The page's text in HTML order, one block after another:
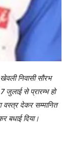
निवासी सौरभ
जुलाई से प्रारम्भ हो
वस्त्र देकर सम्मानित
बधाई दिया।